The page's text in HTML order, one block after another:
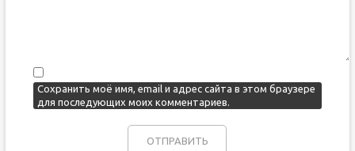
Сохранить моё имя, email и адрес сайта в этом браузере
для последующих моих комментариев.